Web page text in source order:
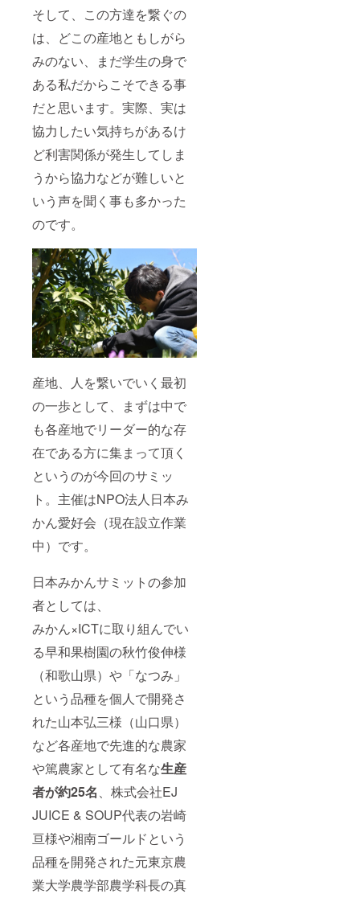
そして、この方達を繋ぐの
は、どこの産地ともしがら
みのない、まだ学生の身で
ある私だからこそできる事
だと思います。実際、実は
協力したい気持ちがあるけ
ど利害関係が発生してしま
うから協力などが難しいと
いう声を聞く事も多かった
のです。
産地、人を繋いでいく最初
の一歩として、まずは中で
も各産地でリーダー的な存
在である方に集まって頂く
というのが今回のサミッ
ト。主催はNPO法人日本み
かん愛好会（現在設立作業
中）です。
日本みかんサミットの参加
者としては、
みかん×ICTに取り組んでい
る早和果樹園の秋竹俊伸様
（和歌山県）や「なつみ」
という品種を個人で開発さ
れた山本弘三様（山口県）
など各産地で先進的な農家
や篤農家として有名な生産
者が約25名、株式会社EJ
JUICE & SOUP代表の岩崎
亘様や湘南ゴールドという
品種を開発された元東京農
業大学農学部農学科長の真